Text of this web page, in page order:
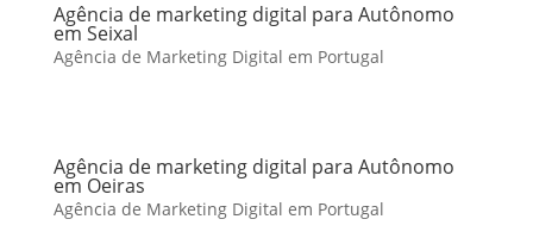
Agência de marketing digital para Autônomo
em Seixal
Agência de Marketing Digital em Portugal
Agência de marketing digital para Autônomo
em Oeiras
Agência de Marketing Digital em Portugal